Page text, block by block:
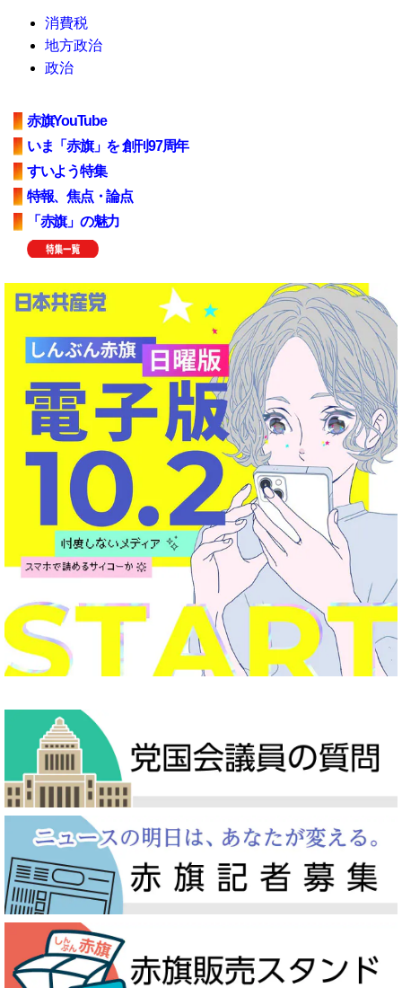
消費税
地方政治
政治
赤旗YouTube
いま「赤旗」を 創刊97周年
すいよう特集
特報、焦点・論点
「赤旗」の魅力